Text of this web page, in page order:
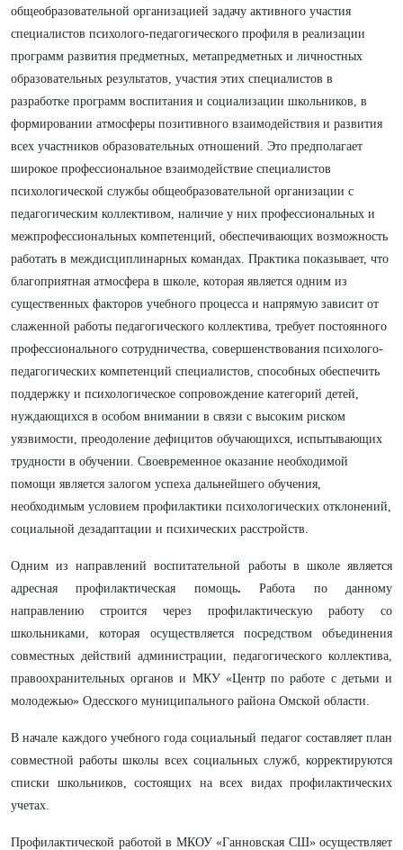
общеобразовательной организацией задачу активного участия
специалистов психолого-педагогического профиля в реализации
программ развития предметных, метапредметных и личностных
образовательных результатов, участия этих специалистов в
разработке программ воспитания и социализации школьников, в
формировании атмосферы позитивного взаимодействия и развития
всех участников образовательных отношений. Это предполагает
широкое профессиональное взаимодействие специалистов
психологической службы общеобразовательной организации с
педагогическим коллективом, наличие у них профессиональных и
межпрофессиональных компетенций, обеспечивающих возможность
работать в междисциплинарных командах. Практика показывает, что
благоприятная атмосфера в школе, которая является одним из
существенных факторов учебного процесса и напрямую зависит от
слаженной работы педагогического коллектива, требует постоянного
профессионального сотрудничества, совершенствования психолого-
педагогических компетенций специалистов, способных обеспечить
поддержку и психологическое сопровождение категорий детей,
нуждающихся в особом внимании в связи с высоким риском
уязвимости, преодоление дефицитов обучающихся, испытывающих
трудности в обучении. Своевременное оказание необходимой
помощи является залогом успеха дальнейшего обучения,
необходимым условием профилактики психологических отклонений,
социальной дезадаптации и психических расстройств.
Одним из направлений воспитательной работы в школе является
адресная профилактическая помощь.Работа по данному
направлению строится через профилактическую работу со
школьниками, которая осуществляетсяпосредством объединения
совместных действий администрации, педагогического коллектива,
правоохранительных органов и МКУ «Центр по работе с детьми и
молодежью» Одесского муниципального района Омской области.
В начале каждого учебного года социальный педагог составляет план
совместной работы школы всех социальных служб, корректируются
списки школьников, состоящих на всех видах профилактических
учетах.
Профилактической работой в МКОУ «Ганновская СШ» осуществляет